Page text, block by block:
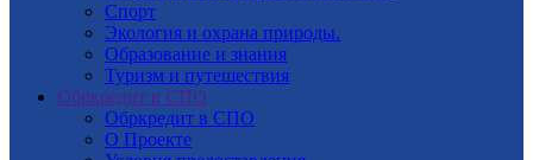
Спорт
Экология и охрана природы.
Образование и знания
Туризм и путешествия
Обркредит в СПО
Обркредит в СПО
О Проекте